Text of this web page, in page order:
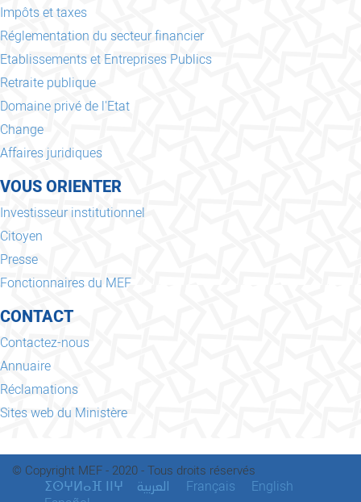
Impôts et taxes
Réglementation du secteur financier
Etablissements et Entreprises Publics
Retraite publique
Domaine privé de l'Etat
Change
Affaires juridiques
VOUS ORIENTER
Investisseur institutionnel
Citoyen
Presse
Fonctionnaires du MEF
CONTACT
Contactez-nous
Annuaire
Réclamations
Sites web du Ministère
© Copyright MEF - 2020 - Tous droits réservés
ⵉⵙⵖⵍⴰⴼ ⵏⵏⵖ العربية Français
English